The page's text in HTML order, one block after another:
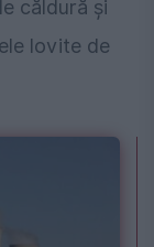
căldură și
lovite de